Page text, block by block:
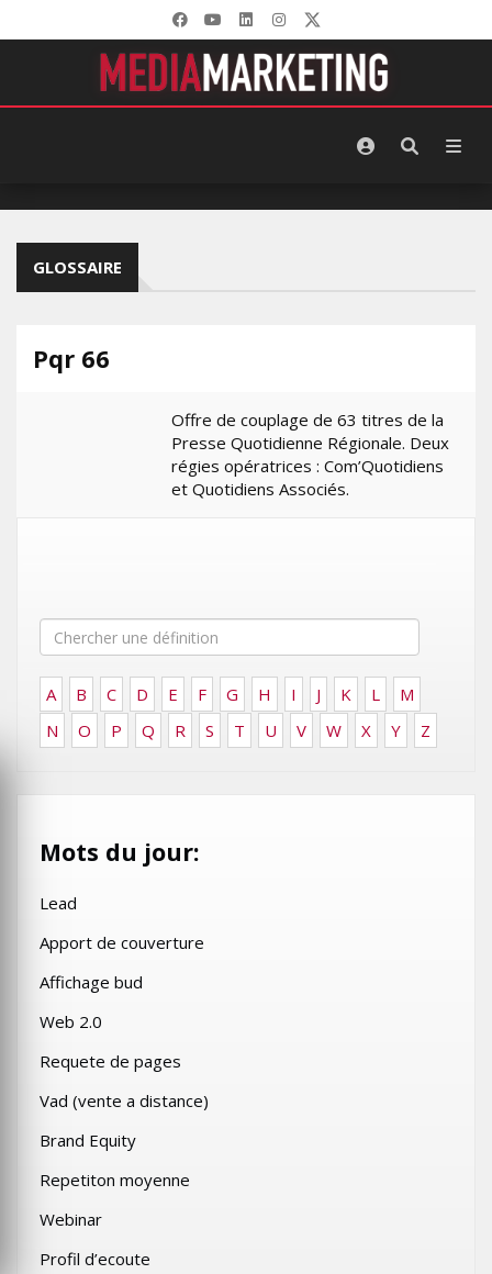
GLOSSAIRE
Pqr 66
Offre de couplage de 63 titres de la
Presse Quotidienne Régionale. Deux
régies opératrices : Com’Quotidiens
et Quotidiens Associés.
A B C D E F G H I J K L
M
N
O P Q R S T U V W X Y Z
Mots du jour:
Lead
Apport de couverture
Affichage bud
Web 2.0
Requete de pages
Vad (vente a distance)
Brand Equity
Repetiton moyenne
Webinar
Profil d’ecoute